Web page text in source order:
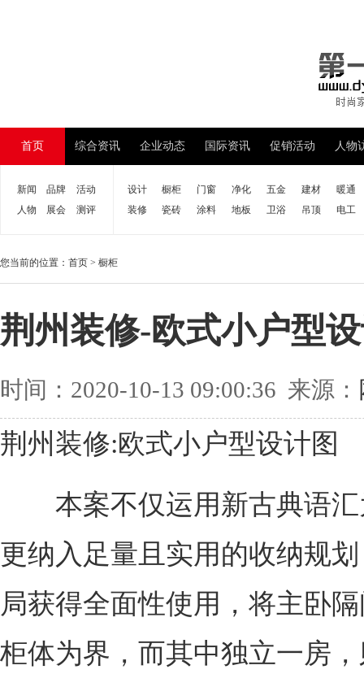
首页 综合资讯 企业动态 国际资讯 促销活动 人物
新闻 品牌
活动
人物
展会 测评
设计 橱柜 门窗 净化 五金 建材
暖通
装修
瓷砖 涂料 地板 卫浴 吊顶 电工
您当前的位置： 首页 > 橱柜
荆州装修-欧式小户型
时间：2020-10-13 09:00:36 来源：
荆州装修:欧式小户型设计图
本案不仅运用新古典语汇
更纳入足量且实用的收纳规
局获得全面性使用，将主卧
柜体为界，而其中独立一房